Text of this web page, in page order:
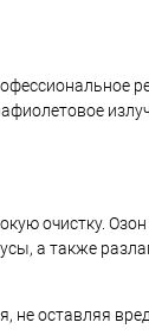
очистку.
а также
не оставляя